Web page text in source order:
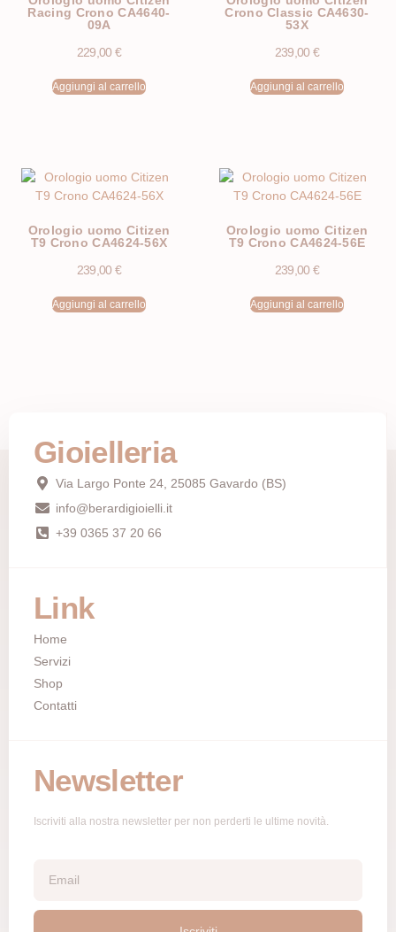
Racing Crono CA4640-
09A
229,00 €
Aggiungi al carrello
Crono Classic CA4630-
53X
239,00 €
Aggiungi al carrello
Orologio uomo Citizen
T9 Crono CA4624-56X
239,00 €
Aggiungi al carrello
Orologio uomo Citizen
T9 Crono CA4624-56E
239,00 €
Aggiungi al carrello
Gioielleria
Via Largo Ponte 24, 25085 Gavardo (BS)
info@berardigioielli.it
+39 0365 37 20 66
Link
Home
Servizi
Shop
Contatti
Newsletter
Iscriviti alla nostra newsletter per non perderti le ultime novità.